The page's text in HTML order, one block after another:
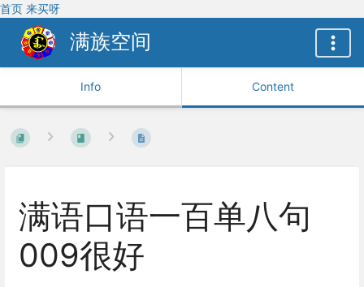
首页 来买呀
满族空间
Info Content
满语口语一百单八句
009很好